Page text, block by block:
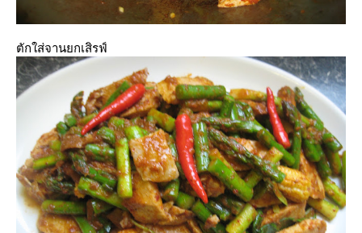
ตักใส่จานยกเสิรฟ์